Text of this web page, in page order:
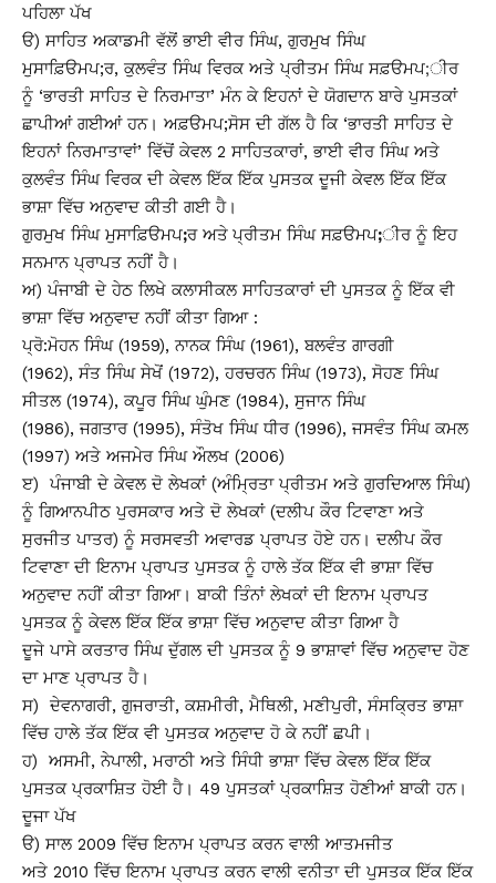
ਪਹਿਲਾ ਪੱਖ
ੳ) ਸਾਹਿਤ ਅਕਾਡਮੀ ਵੱਲੋਂ ਭਾਈ ਵੀਰ ਸਿੰਘ, ਗੁਰਮੁਖ ਸਿੰਘ
ਮੁਸਾਫ਼ਿੳਮਪ;ਰ, ਕੁਲਵੰਤ ਸਿੰਘ ਵਿਰਕ ਅਤੇ ਪ੍ਰੀਤਮ ਸਿੰਘ ਸਫ਼ੳਮਪ;ੀਰ
ਨੂੰ ‘ਭਾਰਤੀ ਸਾਹਿਤ ਦੇ ਨਿਰਮਾਤਾ’ ਮੰਨ ਕੇ ਇਹਨਾਂ ਦੇ ਯੋਗਦਾਨ ਬਾਰੇ ਪੁਸਤਕਾਂ
ਛਾਪੀਆਂ ਗਈਆਂ ਹਨ। ਅਫ਼ੳਮਪ;ਸੋਸ ਦੀ ਗੱਲ ਹੈ ਕਿ ‘ਭਾਰਤੀ ਸਾਹਿਤ ਦੇ
ਇਹਨਾਂ ਨਿਰਮਾਤਾਵਾਂ’ ਵਿੱਚੋਂ ਕੇਵਲ 2 ਸਾਹਿਤਕਾਰਾਂ, ਭਾਈ ਵੀਰ ਸਿੰਘ ਅਤੇ
ਕੁਲਵੰਤ ਸਿੰਘ ਵਿਰਕ ਦੀ ਕੇਵਲ ਇੱਕ ਇੱਕ ਪੁਸਤਕ ਦੂਜੀ ਕੇਵਲ ਇੱਕ ਇੱਕ
ਭਾਸ਼ਾ ਵਿੱਚ ਅਨੁਵਾਦ ਕੀਤੀ ਗਈ ਹੈ।
ਗੁਰਮੁਖ ਸਿੰਘ ਮੁਸਾਫ਼ਿੳਮਪ;ਰ ਅਤੇ ਪ੍ਰੀਤਮ ਸਿੰਘ ਸਫ਼ੳਮਪ;ੀਰ ਨੂੰ ਇਹ
ਸਨਮਾਨ ਪ੍ਰਾਪਤ ਨਹੀਂ ਹੈ।
ਅ) ਪੰਜਾਬੀ ਦੇ ਹੇਠ ਲਿਖੇ ਕਲਾਸੀਕਲ ਸਾਹਿਤਕਾਰਾਂ ਦੀ ਪੁਸਤਕ ਨੂੰ ਇੱਕ ਵੀ
ਭਾਸ਼ਾ ਵਿੱਚ ਅਨੁਵਾਦ ਨਹੀਂ ਕੀਤਾ ਗਿਆ :
ਪ੍ਰੋ:ਮੋਹਨ ਸਿੰਘ (1959), ਨਾਨਕ ਸਿੰਘ (1961), ਬਲਵੰਤ ਗਾਰਗੀ
(1962), ਸੰਤ ਸਿੰਘ ਸੇਖੋਂ (1972), ਹਰਚਰਨ ਸਿੰਘ (1973), ਸੋਹਣ ਸਿੰਘ
ਸੀਤਲ (1974), ਕਪੂਰ ਸਿੰਘ ਘੁੰਮਣ (1984), ਸੁਜਾਨ ਸਿੰਘ
(1986), ਜਗਤਾਰ (1995), ਸੰਤੋਖ ਸਿੰਘ ਧੀਰ (1996), ਜਸਵੰਤ ਸਿੰਘ ਕਮਲ
(1997) ਅਤੇ ਅਜਮੇਰ ਸਿੰਘ ਔਲਖ (2006)
ੲ) ਪੰਜਾਬੀ ਦੇ ਕੇਵਲ ਦੋ ਲੇਖਕਾਂ (ਅੰਮ੍ਰਿਤਾ ਪ੍ਰੀਤਮ ਅਤੇ ਗੁਰਦਿਆਲ ਸਿੰਘ)
ਨੂੰ ਗਿਆਨਪੀਠ ਪੁਰਸਕਾਰ ਅਤੇ ਦੋ ਲੇਖਕਾਂ (ਦਲੀਪ ਕੌਰ ਟਿਵਾਣਾ ਅਤੇ
ਸੁਰਜੀਤ ਪਾਤਰ) ਨੂੰ ਸਰਸਵਤੀ ਅਵਾਰਡ ਪ੍ਰਾਪਤ ਹੋਏ ਹਨ। ਦਲੀਪ ਕੌਰ
ਟਿਵਾਣਾ ਦੀ ਇਨਾਮ ਪ੍ਰਾਪਤ ਪੁਸਤਕ ਨੂੰ ਹਾਲੇ ਤੱਕ ਇੱਕ ਵੀ ਭਾਸ਼ਾ ਵਿੱਚ
ਅਨੁਵਾਦ ਨਹੀਂ ਕੀਤਾ ਗਿਆ। ਬਾਕੀ ਤਿੰਨਾਂ ਲੇਖਕਾਂ ਦੀ ਇਨਾਮ ਪ੍ਰਾਪਤ
ਪੁਸਤਕ ਨੂੰ ਕੇਵਲ ਇੱਕ ਇੱਕ ਭਾਸ਼ਾ ਵਿੱਚ ਅਨੁਵਾਦ ਕੀਤਾ ਗਿਆ ਹੈ
ਦੂਜੇ ਪਾਸੇ ਕਰਤਾਰ ਸਿੰਘ ਦੁੱਗਲ ਦੀ ਪੁਸਤਕ ਨੂੰ 9 ਭਾਸ਼ਾਵਾਂ ਵਿੱਚ ਅਨੁਵਾਦ ਹੋਣ
ਦਾ ਮਾਣ ਪ੍ਰਾਪਤ ਹੈ।
ਸ) ਦੇਵਨਾਗਰੀ, ਗੁਜਰਾਤੀ, ਕਸ਼ਮੀਰੀ, ਮੈਥਿਲੀ, ਮਣੀਪੁਰੀ, ਸੰਸਕ੍ਰਿਤ ਭਾਸ਼ਾ
ਵਿੱਚ ਹਾਲੇ ਤੱਕ ਇੱਕ ਵੀ ਪੁਸਤਕ ਅਨੁਵਾਦ ਹੋ ਕੇ ਨਹੀਂ ਛਪੀ।
ਹ) ਅਸਮੀ, ਨੇਪਾਲੀ, ਮਰਾਠੀ ਅਤੇ ਸਿੰਧੀ ਭਾਸ਼ਾ ਵਿੱਚ ਕੇਵਲ ਇੱਕ ਇੱਕ
ਪੁਸਤਕ ਪ੍ਰਕਾਸ਼ਿਤ ਹੋਈ ਹੈ। 49 ਪੁਸਤਕਾਂ ਪ੍ਰਕਾਸ਼ਿਤ ਹੋਣੀਆਂ ਬਾਕੀ ਹਨ।
ਦੂਜਾ ਪੱਖ
ੳ) ਸਾਲ 2009 ਵਿੱਚ ਇਨਾਮ ਪ੍ਰਾਪਤ ਕਰਨ ਵਾਲੀ ਆਤਮਜੀਤ
ਅਤੇ 2010 ਵਿੱਚ ਇਨਾਮ ਪ੍ਰਾਪਤ ਕਰਨ ਵਾਲੀ ਵਨੀਤਾ ਦੀ ਪੁਸਤਕ ਇੱਕ ਇੱਕ